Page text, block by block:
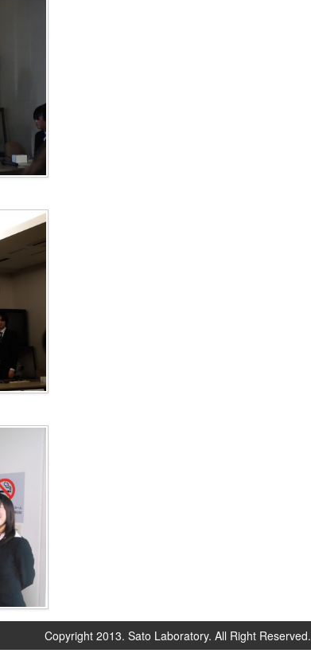
Copyright 2013. Sato Laboratory. All Right Reserved.